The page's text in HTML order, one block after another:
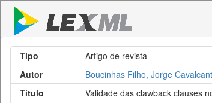
Tipo
Artigo de revista
Autor
Boucinhas Filho, Jorge
Título
Validade das clawback clauses